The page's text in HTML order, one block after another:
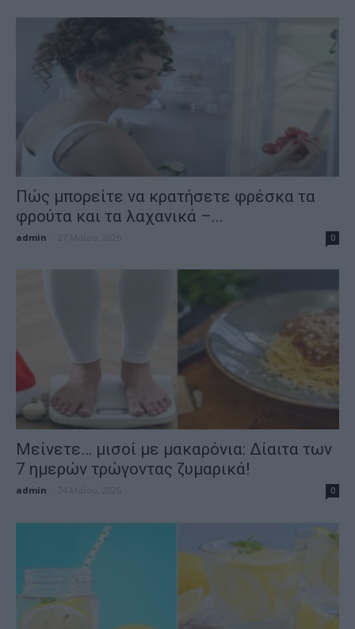
Πώς μπορείτε να κρατήσετε φρέσκα τα
φρούτα και τα λαχανικά –...
admin 0
Μείνετε… μισοί με μακαρόνια: Δίαιτα των
7 ημερών τρώγοντας ζυμαρικά!
admin 0